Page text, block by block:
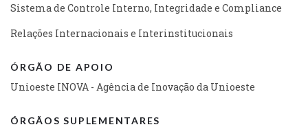
Sistema de Controle Interno, Integridade e Compliance
Relações Internacionais e Interinstitucionais
ÓRGÃO DE APOIO
Unioeste INOVA - Agência de Inovação da Unioeste
ÓRGÃOS SUPLEMENTARES